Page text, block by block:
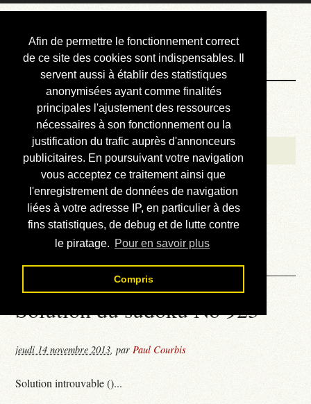
Afin de permettre le fonctionnement correct
de ce site des cookies sont indispensables. Il
servent aussi à établir des statistiques
anonymisées ayant comme finalités
principales l'ajustement des ressources
nécessaires à son fonctionnement ou la
justification du trafic auprès d'annonceurs
publicitaires. En poursuivant votre navigation
vous acceptez ce traitement ainsi que
l'enregistrement de données de navigation
liées à votre adresse IP, en particulier à des
fins statistiques, de debug et de lutte contre
le piratage. Pour en savoir plus
Compris
Courbis, « LE »
Blog Officiel
Bienvenue
Réalisations
Divers (et d’été)
Annonces
Liens externes
Téléchargement
Contact
Solution du sudoku No 923
jeudi 14 novembre 2013,parPaul Courbis
Solution introuvable ()...